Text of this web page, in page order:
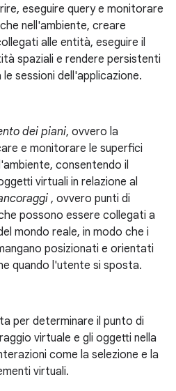
eseguire query e monitorare
nell'ambiente, creare
alle entità, eseguire il
spaziali e rendere persistenti
sessioni dell'applicazione.
dei piani, ovvero la
e monitorare le superfici
consentendo il
virtuali in relazione al
, ovvero punti di
possono essere collegati a
mondo reale, in modo che i
posizionati e orientati
quando l'utente si sposta.
per determinare il punto di
virtuale e gli oggetti nella
come la selezione e la
virtuali.